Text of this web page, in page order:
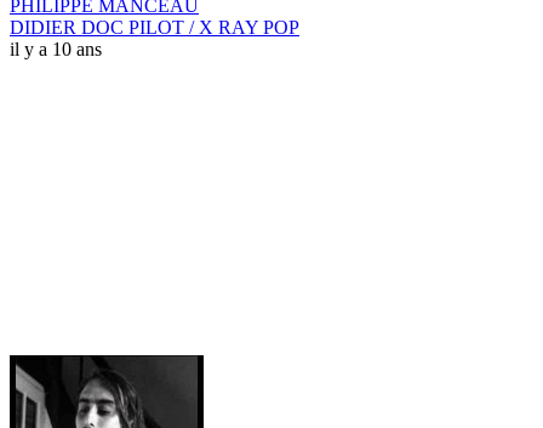
PHILIPPE MANCEAU
DIDIER DOC PILOT / X RAY POP
il y a 10 ans